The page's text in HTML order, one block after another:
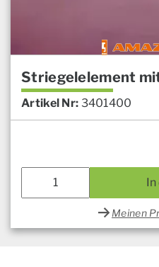
Striegelelement
Artikel Nr: 3401400
In
Meinen